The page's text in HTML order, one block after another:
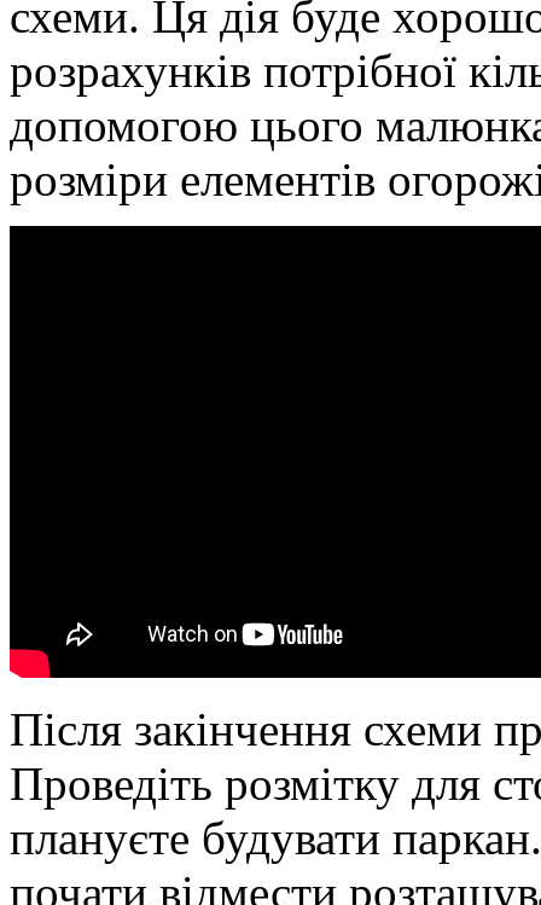
схеми. Ця дія буде
розрахунків потрібної
допомогою цього
розміри елементів
Після закінчення схеми
Проведіть розмітку для
плануєте будувати
почати відмести